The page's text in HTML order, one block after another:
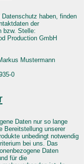
haben, finden
der
bzw. Stelle:
Production GmbH
Mustermann
0
Daten nur so lange
Bereitstellung unserer
unbedingt notwendig
bei uns. Das
Daten
für die